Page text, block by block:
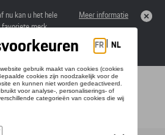
nu kan u het hele
favoriete merk
Deze kunnen
Meer informatie
Toggle navigation